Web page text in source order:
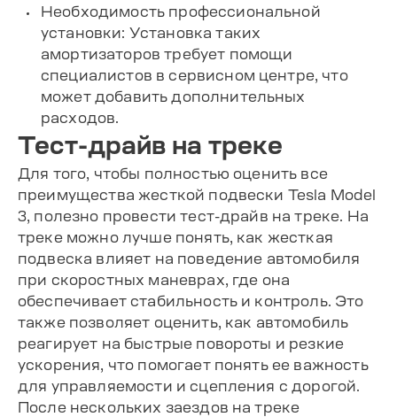
Необходимость профессиональной
установки: Установка таких
амортизаторов требует помощи
специалистов в сервисном центре, что
может добавить дополнительных
расходов.
Тест-драйв на треке
Для того, чтобы полностью оценить все
преимущества жесткой подвески Tesla Model
3, полезно провести тест-драйв на треке. На
треке можно лучше понять, как жесткая
подвеска влияет на поведение автомобиля
при скоростных маневрах, где она
обеспечивает стабильность и контроль. Это
также позволяет оценить, как автомобиль
реагирует на быстрые повороты и резкие
ускорения, что помогает понять ее важность
для управляемости и сцепления с дорогой.
После нескольких заездов на треке